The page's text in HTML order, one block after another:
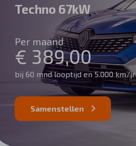
Techno 67kW
Per maand
€ 389,00
bij 60 mnd looptijd en 5.000 km/jr
Samenstellen
Wagenparkbeheer
Private lease
Shortlease
Automerken